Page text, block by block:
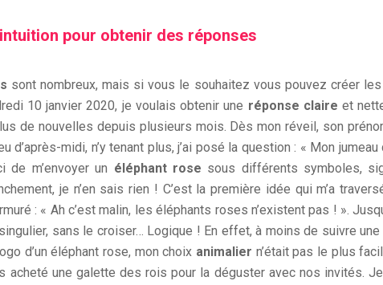
pour obtenir des réponses
sont nombreux, mais si vous le souhaitez vous pouvez créer
10 janvier 2020, je voulais obtenir une réponse claire et
de nouvelles depuis plusieurs mois. Dès mon réveil, son
d’après-midi, n’y tenant plus, j’ai posé la question : « Mon
m’envoyer un éléphant rose sous différents symboles,
je n’en sais rien ! C’est la première idée qui m’a
: « Ah c’est malin, les éléphants roses n’existent pas ! ».
sans le croiser… Logique ! En effet, à moins de suivre une
d’un éléphant rose, mon choix animalier n’était pas le plus
acheté une galette des rois pour la déguster avec nos invités.